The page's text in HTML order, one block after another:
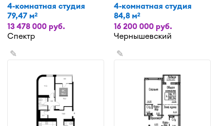
4-комнатная студия
79,47 м2
13 478 000 руб.
Спектр
4-комнатная студия
84,8 м2
16 200 000 руб.
Чернышевский
✎ ✎